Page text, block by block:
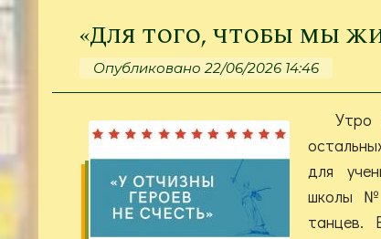
«Для того, чтобы мы
Опубликовано 22/06/2026 14:46
для
школы
танцев.